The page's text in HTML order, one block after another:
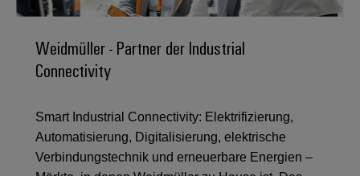
erlebbar
Datencenter
Lösungen
für
Rechenzentren
–
effizient,
Anschlusstechnologie
DC-
Microgrids
u-
OS
Edge
Leiterplattenklemmen
Gehäusesysteme
und
komponenten
Kabeleinführungssysteme
und
Delivery
Service
Beratung
und
Vertrieb uns
Promotionfahrzeug
Distribution
Info
für
Unternehmen
Weidmüller
Zahlen
und
Unser
Vorstand
Karriere
Stellen
für
Berufserfahrene
Für
Studierende
Weidmüller - Partner der Industrial
Connectivity
Smart Industrial Connectivity: Elektrifizierung,
Automatisierung, Digitalisierung, elektrische
Verbindungstechnik und erneuerbare Energien –